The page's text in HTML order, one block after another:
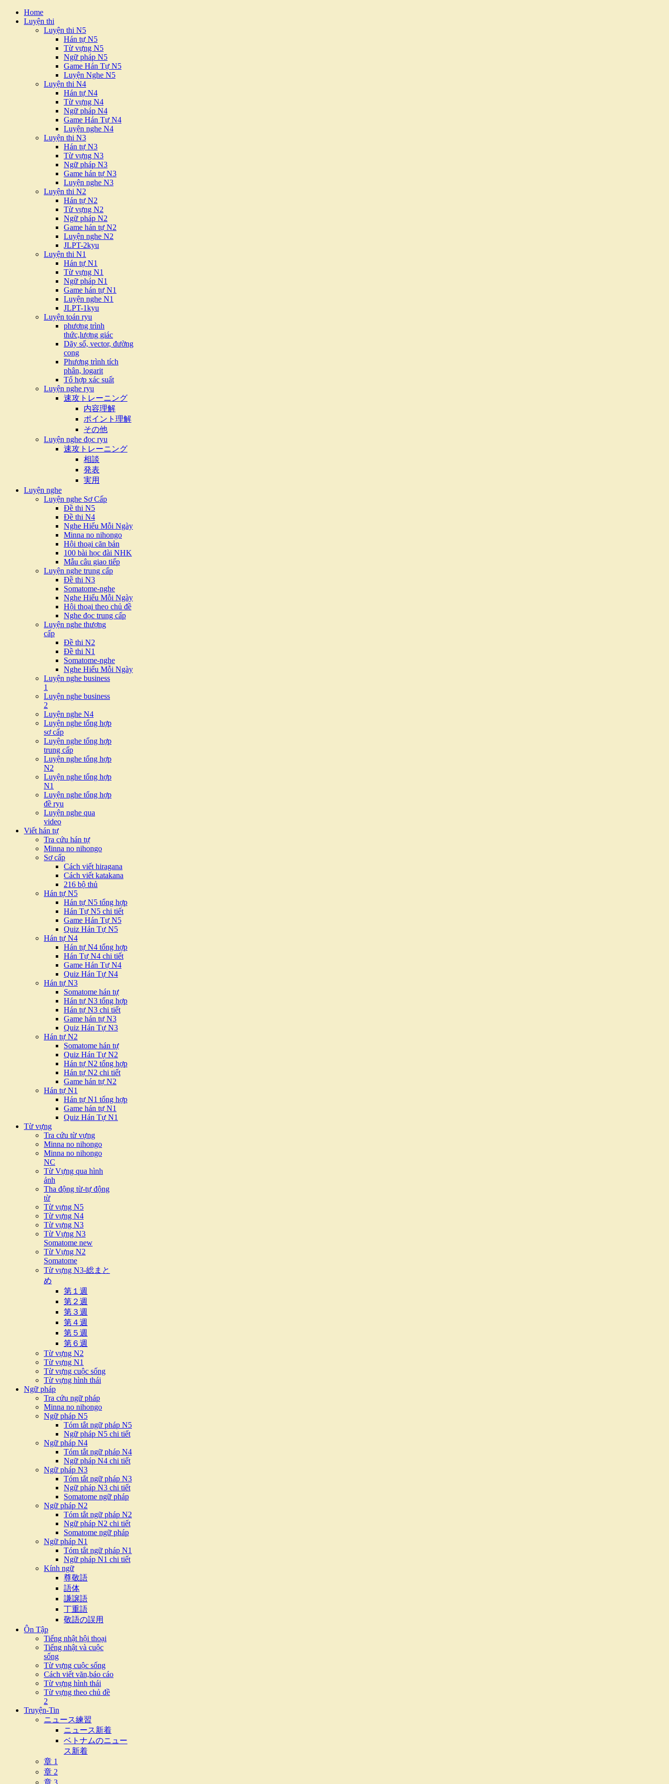
Home
Luyện thi
Luyện thi N5
Hán tự N5
Từ vựng N5
Ngữ pháp N5
Game Hán Tự N5
Luyện Nghe N5
Luyện thi N4
Hán tự N4
Từ vựng N4
Ngữ pháp N4
Game Hán Tự N4
Luyện nghe N4
Luyện thi N3
Hán tự N3
Từ vựng N3
Ngữ pháp N3
Game hán tự N3
Luyện nghe N3
Luyện thi N2
Hán tự N2
Từ vựng N2
Ngữ pháp N2
Game hán tự N2
Luyện nghe N2
JLPT-2kyu
Luyện thi N1
Hán tự N1
Từ vựng N1
Ngữ pháp N1
Game hán tự N1
Luyện nghe N1
JLPT-1kyu
Luyện toán ryu
phương trình
thức,lượng giác
Dãy số, vector, đường
cong
Phương trình tích
phân, logarit
Tổ hợp xác suất
Luyện nghe ryu
速攻トレーニング
内容理解
ポイント理解
その他
Luyện nghe đọc ryu
速攻トレーニング
相談
発表
実用
Luyện nghe
Luyện nghe Sơ Cấp
Đề thi N5
Đề thi N4
Nghe Hiểu Mỗi Ngày
Minna no nihongo
Hội thoại căn bản
100 bài học đài NHK
Mẫu câu giao tiếp
Luyện nghe trung cấp
Đề thi N3
Somatome-nghe
Nghe Hiểu Mỗi Ngày
Hội thoại theo chủ đề
Nghe đọc trung cấp
Luyện nghe thượng
cấp
Đề thi N2
Đề thi N1
Somatome-nghe
Nghe Hiểu Mỗi Ngày
Luyện nghe business
1
Luyện nghe business
2
Luyện nghe N4
Luyện nghe tổng hợp
sơ cấp
Luyện nghe tổng hợp
trung cấp
Luyện nghe tổng hợp
N2
Luyện nghe tổng hợp
N1
Luyện nghe tổng hợp
đề ryu
Luyện nghe qua
video
Viết hán tự
Tra cứu hán tự
Minna no nihongo
Sơ cấp
Cách viết hiragana
Cách viết katakana
216 bộ thủ
Hán tự N5
Hán tự N5 tổng hợp
Hán Tự N5 chi tiết
Game Hán Tự N5
Quiz Hán Tự N5
Hán tự N4
Hán tự N4 tổng hợp
Hán Tự N4 chi tiết
Game Hán Tự N4
Quiz Hán Tự N4
Hán tự N3
Somatome hán tự
Hán tự N3 tổng hợp
Hán tự N3 chi tiết
Game hán tự N3
Quiz Hán Tự N3
Hán tự N2
Somatome hán tự
Quiz Hán Tự N2
Hán tự N2 tổng hợp
Hán tự N2 chi tiết
Game hán tự N2
Hán tự N1
Hán tự N1 tổng hợp
Game hán tự N1
Quiz Hán Tự N1
Từ vựng
Tra cứu từ vựng
Minna no nihongo
Minna no nihongo
NC
Từ Vựng qua hình
ảnh
Tha động từ-tự động
từ
Từ vựng N5
Từ vựng N4
Từ vựng N3
Từ Vựng N3
Somatome new
Từ Vựng N2
Somatome
Từ vựng N3-総まと
め
第１週
第２週
第３週
第４週
第５週
第６週
Từ vựng N2
Từ vựng N1
Từ vựng cuộc sống
Từ vựng hình thái
Ngữ pháp
Tra cứu ngữ pháp
Minna no nihongo
Ngữ pháp N5
Tóm tắt ngữ pháp N5
Ngữ pháp N5 chi tiết
Ngữ pháp N4
Tóm tắt ngữ pháp N4
Ngữ pháp N4 chi tiết
Ngữ pháp N3
Tóm tắt ngữ pháp N3
Ngữ pháp N3 chi tiết
Somatome ngữ pháp
Ngữ pháp N2
Tóm tắt ngữ pháp N2
Ngữ pháp N2 chi tiết
Somatome ngữ pháp
Ngữ pháp N1
Tóm tắt ngữ pháp N1
Ngữ pháp N1 chi tiết
Kính ngữ
尊敬語
語体
謙譲語
丁重語
敬語の誤用
Ôn Tập
Tiếng nhật hội thoại
Tiếng nhật và cuộc
sống
Từ vựng cuộc sống
Cách viết văn,báo cáo
Từ vựng hình thái
Từ vựng theo chủ đề
2
Truyện-Tin
ニュース練習
ニュース新着
ベトナムのニュー
ス新着
章 1
章 2
章 3